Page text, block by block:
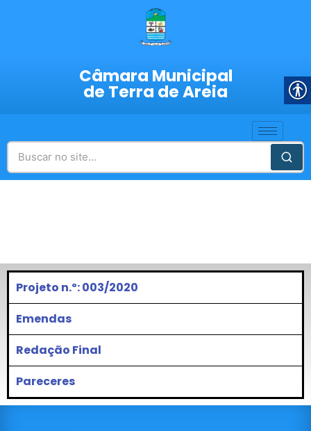
Câmara Municipal
de Terra de Areia
Projeto n.º: 003/2020
Emendas
Redação Final
Pareceres